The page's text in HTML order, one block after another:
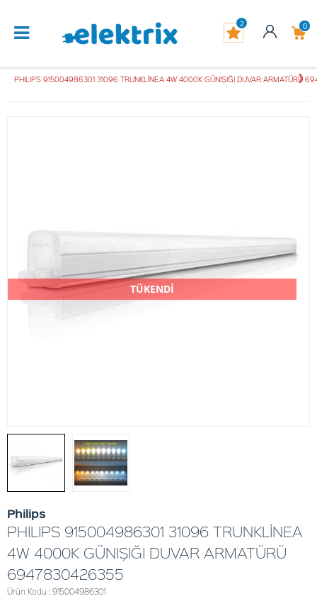
0
2
PHILIPS 915004986301 31096 TRUNKLİNEA 4W 4000K GÜNIŞIĞI DUVAR ARMATÜRÜ
TÜKENDİ
Philips
PHILIPS 915004986301 31096 TRUNKLİNEA
4W 4000K GÜNIŞIĞI DUVAR ARMATÜRÜ
6947830426355
Ürün Kodu : 915004986301